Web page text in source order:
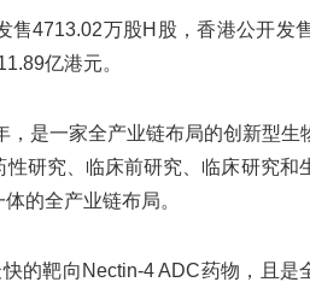
售4713.02万股H股，香港公开发
亿港元。
是一家全产业链布局的创新型生
研究、临床前研究、临床研究和
的全产业链布局。
的靶向Nectin-4 ADC药物，且是